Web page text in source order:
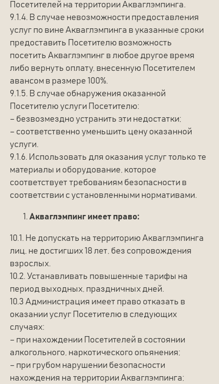
Посетителей на территории Акваглэмпинга.
9.1.4. В случае невозможности предоставления
услуг по вине Акваглэмпинга в указанные сроки
предоставить Посетителю возможность
посетить Акваглэмпинг в любое другое время
либо вернуть оплату, внесенную Посетителем
авансом в размере 100%.
9.1.5. В случае обнаружения оказанной
Посетителю услуги Посетителю:
– безвозмездно устранить эти недостатки;
– соответственно уменьшить цену оказанной
услуги.
9.1.6. Использовать для оказания услуг только те
материалы и оборудование, которое
соответствует требованиям безопасности в
соответствии с установленными нормативами.
Акваглэмпинг имеет право:
10.1. Не допускать на территорию Акваглэмпинга
лиц, не достигших 18 лет, без сопровождения
взрослых.
10.2. Устанавливать повышенные тарифы на
период выходных, праздничных дней.
10.3 Администрация имеет право отказать в
оказании услуг Посетителю в следующих
случаях:
– при нахождении Посетителей в состоянии
алкогольного, наркотического опьянения;
– при грубом нарушении безопасности
нахождения на территории Акваглэмпинга;
Правила пребывания
Политика обработки персональных данных
Договор публичной оферты
Согласие на обработку персональных данных
Возврат средств
ИНФОРМАЦИЯ
Режим тишины и поведение
На территории глэмпинга действует
часов по будням и с 23:00 до 09:00 часов
в праздничные дни
Чрезмерное употребление алкоголя.
Шумные вечеринки.
Громкая музыка.
гостей.
© Аква-глэмпинг AquaForest
Telegram